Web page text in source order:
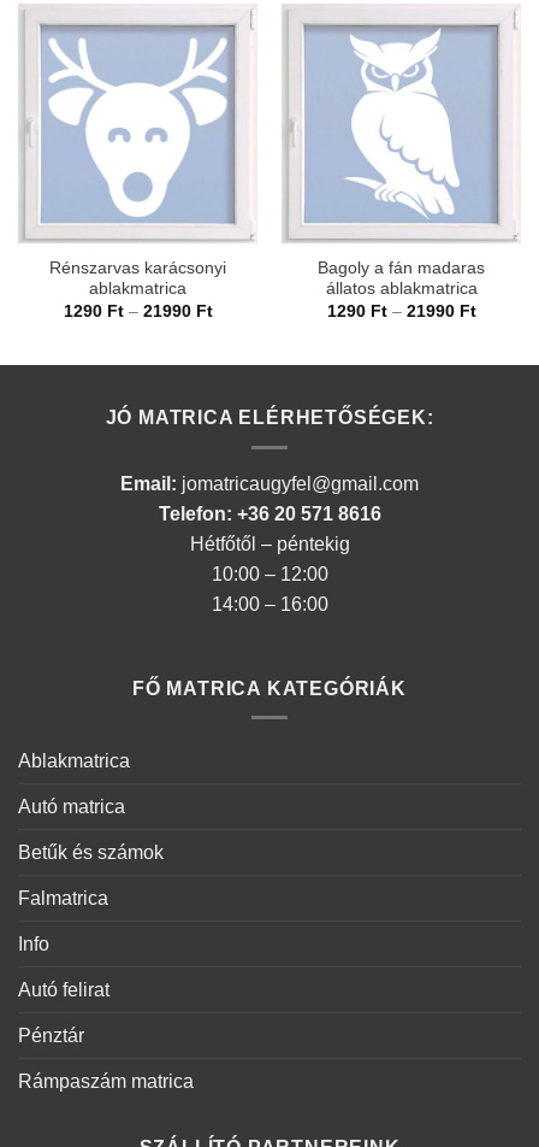
Rénszarvas karácsonyi
ablakmatrica
1290 Ft – 21990 FtÁrtartomány:
Bagoly a fán madaras
állatos ablakmatrica
1290 Ft – 21990 Ft
JÓ MATRICA ELÉRHETŐSÉGEK:
Email: jomatricaugyfel@gmail.com
Telefon: +36 20 571 8616
Hétfőtől – péntekig
10:00 – 12:00
14:00 – 16:00
FŐ MATRICA KATEGÓRIÁK
Ablakmatrica
Autó matrica
Betűk és számok
Falmatrica
Info
Autó felirat
Pénztár
Rámpaszám matrica